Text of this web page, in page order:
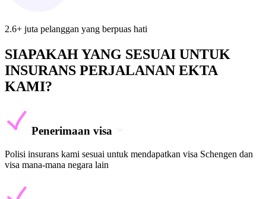
2.6+ juta pelanggan yang berpuas hati
SIAPAKAH YANG SESUAI UNTUK
INSURANS PERJALANAN EKTA
KAMI?
Penerimaan visa
Polisi insurans kami sesuai untuk mendapatkan visa Schengen dan
visa mana-mana negara lain